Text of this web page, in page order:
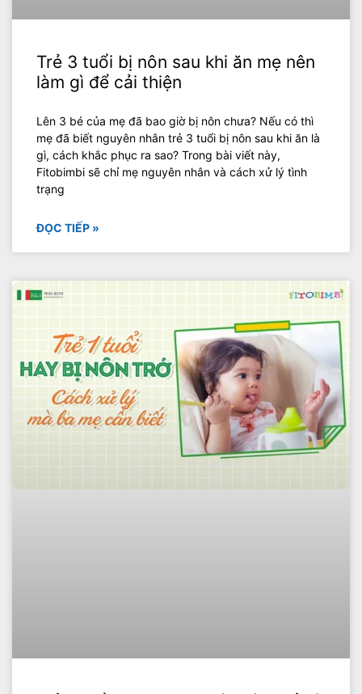
Trẻ 3 tuổi bị nôn sau khi ăn mẹ nên
làm gì để cải thiện
Lên 3 bé của mẹ đã bao giờ bị nôn chưa? Nếu có thì
mẹ đã biết nguyên nhân trẻ 3 tuổi bị nôn sau khi ăn là
gì, cách khắc phục ra sao? Trong bài viết này,
Fitobimbi sẽ chỉ mẹ nguyên nhân và cách xử lý tình
trạng
ĐỌC TIẾP »